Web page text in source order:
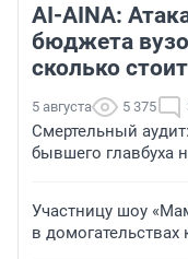
AI-AINA:
бюджета
сколько
5 августа 5 375
Смертельный
бывшего главбуха
Участницу шоу
в домогательствах